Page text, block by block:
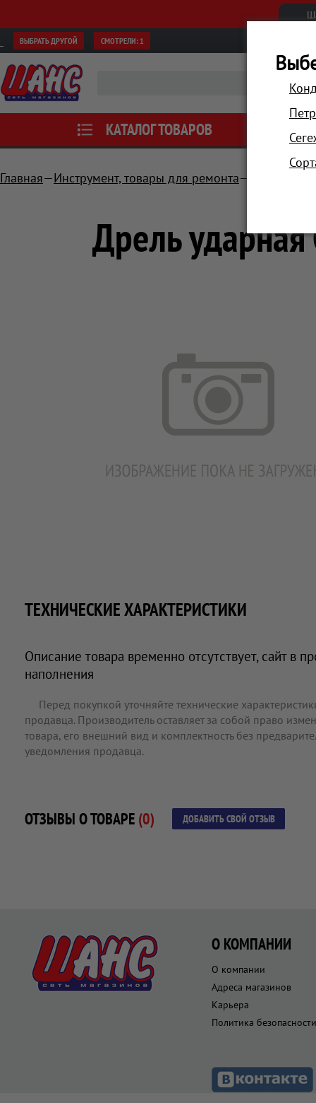
ВЫБРАТЬ ДРУГОЙ СМОТРЕЛИ: 1
КАТАЛОГ ТОВАРОВ АКЦИИ
Главная Инструмент, товары для ремонта
Дрель
ТЕХНИЧЕСКИЕ ХАРАКТЕРИСТИКИ
Описание товара временно отсутствует, сайт в
наполнения
Перед покупкой уточняйте технические
продавца. Производитель оставляет за собой право
товара, его внешний вид и комплектность без
уведомления продавца.
ОТЗЫВЫ О ТОВАРЕ (0) ДОБАВИТЬ СВОЙ ОТЗЫВ
О КОМПАНИИ
О компании
Адреса магазинов
Карьера
Политика безопасности